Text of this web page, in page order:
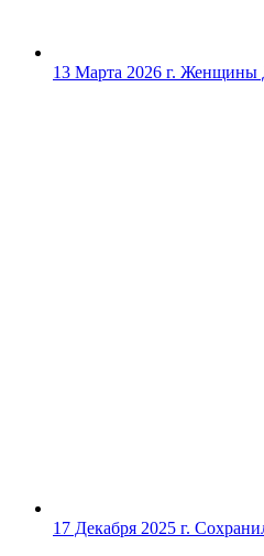
13 Марта 2026 г. Женщины
17 Декабря 2025 г.